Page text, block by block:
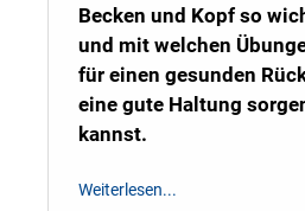
Becken und Kopf so
und mit welchen
für einen gesunden
eine gute Haltung
kannst.
Weiterlesen...